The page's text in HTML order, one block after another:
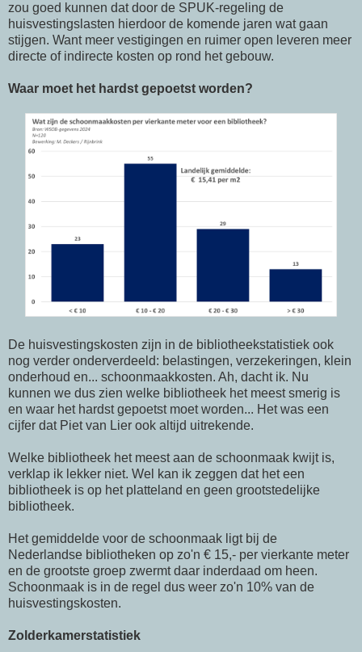
zou goed kunnen dat door de SPUK-regeling de
huisvestingslasten hierdoor de komende jaren wat gaan
stijgen. Want meer vestigingen en ruimer open leveren meer
directe of indirecte kosten op rond het gebouw.
Waar moet het hardst gepoetst worden?
De huisvestingskosten zijn in de bibliotheekstatistiek ook
nog verder onderverdeeld: belastingen, verzekeringen, klein
onderhoud en... schoonmaakkosten. Ah, dacht ik. Nu
kunnen we dus zien welke bibliotheek het meest smerig is
en waar het hardst gepoetst moet worden... Het was een
cijfer dat Piet van Lier ook altijd uitrekende.
Welke bibliotheek het meest aan de schoonmaak kwijt is,
verklap ik lekker niet. Wel kan ik zeggen dat het een
bibliotheek is op het platteland en geen grootstedelijke
bibliotheek.
Het gemiddelde voor de schoonmaak ligt bij de
Nederlandse bibliotheken op zo'n € 15,- per vierkante meter
en de grootste groep zwermt daar inderdaad om heen.
Schoonmaak is in de regel dus weer zo'n 10% van de
huisvestingskosten.
Zolderkamerstatistiek